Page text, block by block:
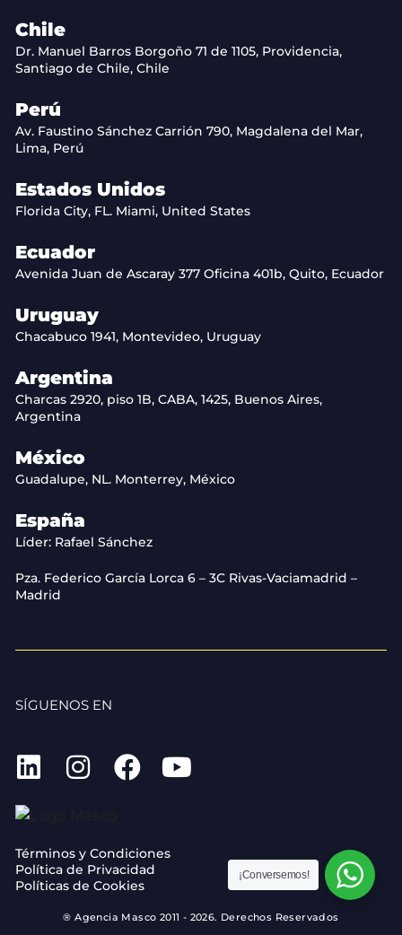
Chile
Dr. Manuel Barros Borgoño 71 de 1105, Providencia,
Santiago de Chile, Chile
Perú
Av. Faustino Sánchez Carrión 790, Magdalena del Mar,
Lima, Perú
Estados Unidos
Florida City, FL. Miami, United States
Ecuador
Avenida Juan de Ascaray 377 Oficina 401b, Quito, Ecuador
Uruguay
Chacabuco 1941, Montevideo, Uruguay
Argentina
Charcas 2920, piso 1B, CABA, 1425, Buenos Aires,
Argentina
México
Guadalupe, NL. Monterrey, México
España
Líder: Rafael Sánchez
Pza. Federico García Lorca 6 – 3C Rivas-Vaciamadrid –
Madrid
SÍGUENOS EN
Términos y Condiciones
Política de Privacidad
Políticas de Cookies
® Agencia Masco 2011 - 2026. Derechos Reservados
¡Conversemos!